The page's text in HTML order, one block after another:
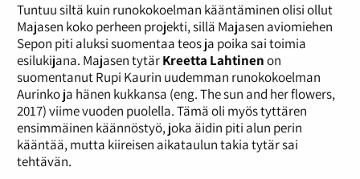
Tuntuu siltä kuin runokokoelman kääntäminen olisi ollut
Majasen koko perheen projekti, sillä Majasen aviomiehen
Sepon piti aluksi suomentaa teos ja poika sai toimia
esilukijana. Majasen tytärKreetta Lahtinenon
suomentanut Rupi Kaurin uudemman runokokoelman
Aurinko ja hänen kukkansa (eng. The sun and her flowers,
2017) viime vuoden puolella. Tämä oli myös tyttären
ensimmäinen käännöstyö, joka äidin piti alun perin
kääntää, mutta kiireisen aikataulun takia tytär sai
tehtävän.